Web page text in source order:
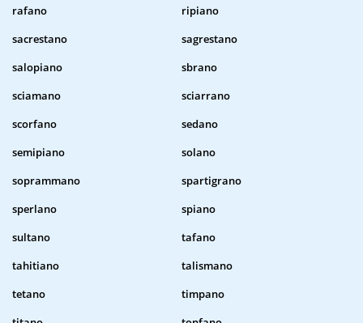
rafano
ripiano
sacrestano
sagrestano
salopiano
sbrano
sciamano
sciarrano
scorfano
sedano
semipiano
solano
soprammano
spartigrano
sperlano
spiano
sultano
tafano
tahitiano
talismano
tetano
timpano